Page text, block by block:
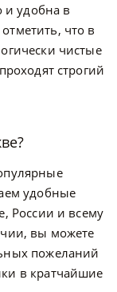
и удобна в
что в
чистые
строгий
удобные
России и всему
вы можете
пожеланий
в кратчайшие